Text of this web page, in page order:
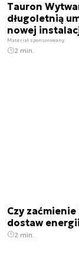
Tauron
długoletnią
nowej
Materiał sponsorowany
2 min.
Czy
dostaw
2 min.